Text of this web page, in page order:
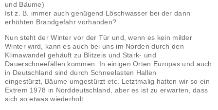
und Bäume)
Ist z. B. immer auch genügend Löschwasser bei der dann
erhöhten Brandgefahr vorhanden?
Nun steht der Winter vor der Tür und, wenn es kein milder
Winter wird, kann es auch bei uns im Norden durch den
Klimawandel gehäuft zu Blitzeis und Stark- und
Dauerschneefällen kommen. In einigen Orten Europas und auch
in Deutschland sind durch Schneelasten Hallen
eingestürzt, Bäume umgestürzt etc. Letztmalig hatten wir so ein
Extrem 1978 in Norddeutschland, aber es ist zu erwarten, dass
sich soetwas wiederholt.